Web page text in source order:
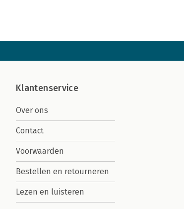
Klantenservice
Over ons
Contact
Voorwaarden
Bestellen en retourneren
Lezen en luisteren